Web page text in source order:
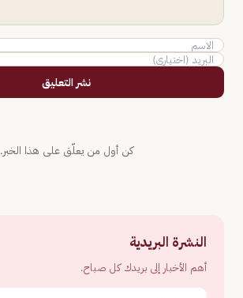
نشر التعليق
كن أول من يعلّق على هذا الخبر.
النشرة البريدية
أهم الأخبار إلى بريدك كل صباح.